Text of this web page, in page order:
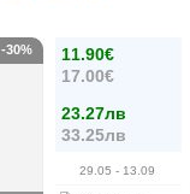
11.90€
17.00€
23.27лв
33.25лв
29.05 - 13.09
-30%